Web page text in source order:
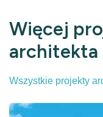
Więcej
architekta
Wszystkie projekty